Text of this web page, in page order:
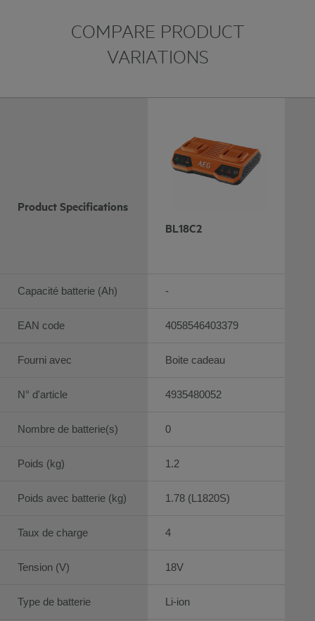
COMPARE PRODUCT
VARIATIONS
Product Specifications
Capacité batterie (Ah)
EAN code
Fourni avec
N° d'article
Nombre de batterie(s)
Poids (kg)
Poids avec batterie (kg)
Taux de charge
Tension (V)
Type de batterie
BL18C2
-
4058546403379
Boite cadeau
4935480052
0
1.2
1.78 (L1820S)
4
18V
Li-ion